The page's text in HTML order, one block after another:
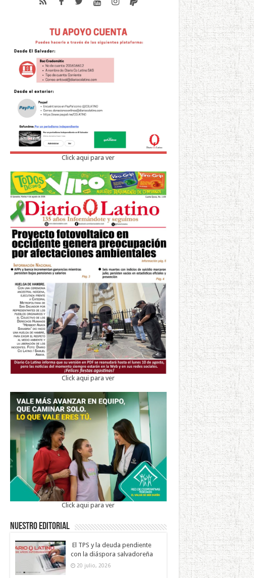
Click aqui para ver
Click aqui para ver
Click aqui para ver
Nuestro Editorial
El TPS y la deuda pendiente
con la diáspora salvadoreña
20 julio, 2026